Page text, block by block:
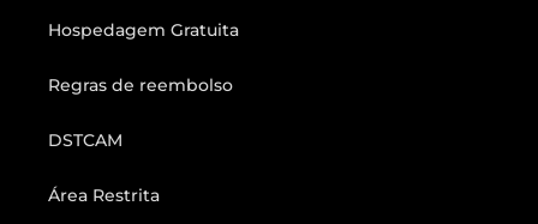
Hospedagem Gratuita
Regras de reembolso
DSTCAM
Área Restrita